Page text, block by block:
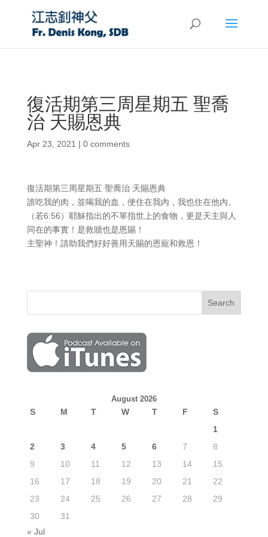
復活期第三周星期五 聖喬
治 天賜恩典
Apr 23, 2021 | 0 comments
復活期第三周星期五 聖喬治 天賜恩典
誰吃我的肉，並喝我的血，便住在我內，我也住在他內。
（若6:56）耶穌指出的不單指世上的食物，更是天主與人
同在的事實！是救贖也是恩賜！
主聖神！請助我們好好善用天賜的恩寵和救恩！
August 2026
S M T W T F
S
1
2
3 4 5 6 7
8
9
10 11 12 13 14
15
16
17 18 19 20 21
22
23
24 25 26 27 28
29
30
31
« Jul